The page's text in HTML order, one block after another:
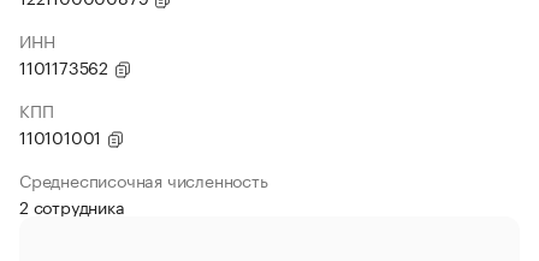
ИНН
1101173562
КПП
110101001
Среднесписочная численность
2 сотрудника